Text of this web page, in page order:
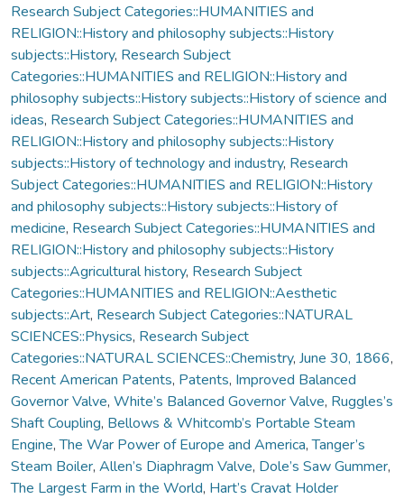
Research Subject Categories::HUMANITIES and
RELIGION::History and philosophy subjects::History
subjects::History, Research Subject
Categories::HUMANITIES and RELIGION::History and
philosophy subjects::History subjects::History of science and
ideas, Research Subject Categories::HUMANITIES and
RELIGION::History and philosophy subjects::History
subjects::History of technology and industry, Research
Subject Categories::HUMANITIES and RELIGION::History
and philosophy subjects::History subjects::History of
medicine, Research Subject Categories::HUMANITIES and
RELIGION::History and philosophy subjects::History
subjects::Agricultural history, Research Subject
Categories::HUMANITIES and RELIGION::Aesthetic
subjects::Art, Research Subject Categories::NATURAL
SCIENCES::Physics, Research Subject
Categories::NATURAL SCIENCES::Chemistry, June 30, 1866,
Recent American Patents, Patents, Improved Balanced
Governor Valve, White’s Balanced Governor Valve, Ruggles’s
Shaft Coupling, Bellows & Whitcomb’s Portable Steam
Engine,The War Power of Europe and America,Tanger’s
Steam Boiler, Allen’s Diaphragm Valve, Dole’s Saw Gummer,
The Largest Farm in the World, Hart’s Cravat Holder